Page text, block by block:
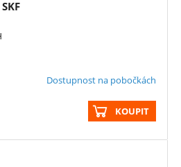
Dostupnost na pobočkách
KOUPIT